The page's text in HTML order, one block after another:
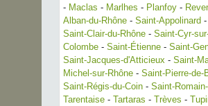
- Maclas - Marlhes - Planfoy -
Alban-du-Rhône - Saint-Appolinard -
Saint-Clair-du-Rhône - Saint-Cyr-
Colombe - Saint-Étienne - Saint-
Saint-Jacques-d'Atticieux - Saint-
Michel-sur-Rhône - Saint-Pierre-
Saint-Régis-du-Coin - Saint-
Tarentaise - Tartaras - Trèves -